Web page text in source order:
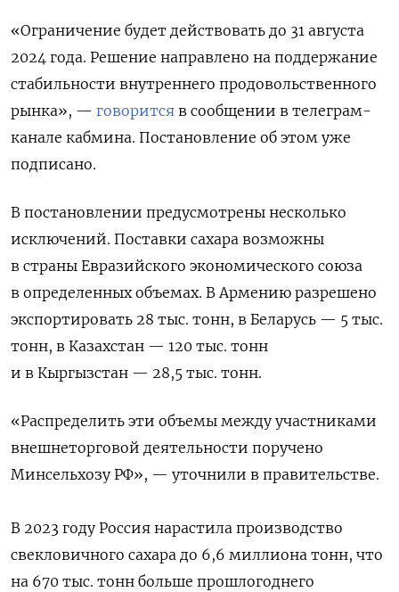
«Ограничение будет действовать до 31 августа
2024 года. Решение направлено на поддержание
стабильности внутреннего продовольственного
рынка», — говорится в сообщении в телеграм-
канале кабмина. Постановление об этом уже
подписано.
В постановлении предусмотрены несколько
исключений. Поставки сахара возможны
в страны Евразийского экономического союза
в определенных объемах. В Армению разрешено
экспортировать 28 тыс. тонн, в Беларусь — 5 тыс.
тонн, в Казахстан — 120 тыс. тонн
и в Кыргызстан — 28,5 тыс. тонн.
«Распределить эти объемы между участниками
внешнеторговой деятельности поручено
Минсельхозу РФ», — уточнили в правительстве.
В 2023 году Россия нарастила производство
свекловичного сахара до 6,6 миллиона тонн, что
на 670 тыс. тонн больше прошлогоднего